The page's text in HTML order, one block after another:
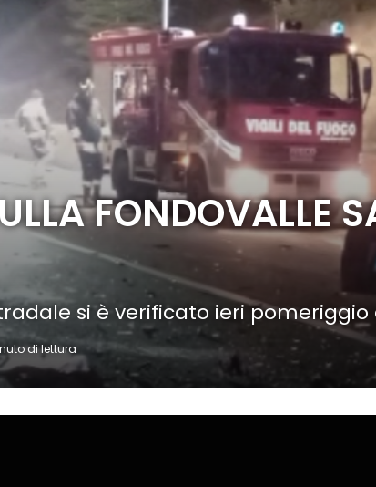
FONDOVALLE
si è verificato ieri pomeriggio
di lettura